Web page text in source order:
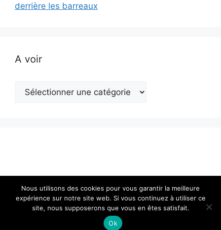
derrière les barreaux
A voir
voir
© 2026 Actualité en Franche-Comté• Construit avec
GeneratePress
Nous utilisons des cookies pour vous garantir la meilleure
expérience sur notre site web. Si vous continuez à utiliser ce
site, nous supposerons que vous en êtes satisfait.
Ok